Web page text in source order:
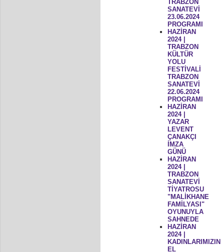
TRABZON
SANATEVİ
23.06.2024
PROGRAMI
HAZİRAN
2024 |
TRABZON
KÜLTÜR
YOLU
FESTİVALİ
TRABZON
SANATEVİ
22.06.2024
PROGRAMI
HAZİRAN
2024 |
YAZAR
LEVENT
ÇANAKÇI
İMZA
GÜNÜ
HAZİRAN
2024 |
TRABZON
SANATEVİ
TİYATROSU
"MALİKHANE
FAMİLYASI"
OYUNUYLA
SAHNEDE
HAZİRAN
2024 |
KADINLARIMIZIN
EL